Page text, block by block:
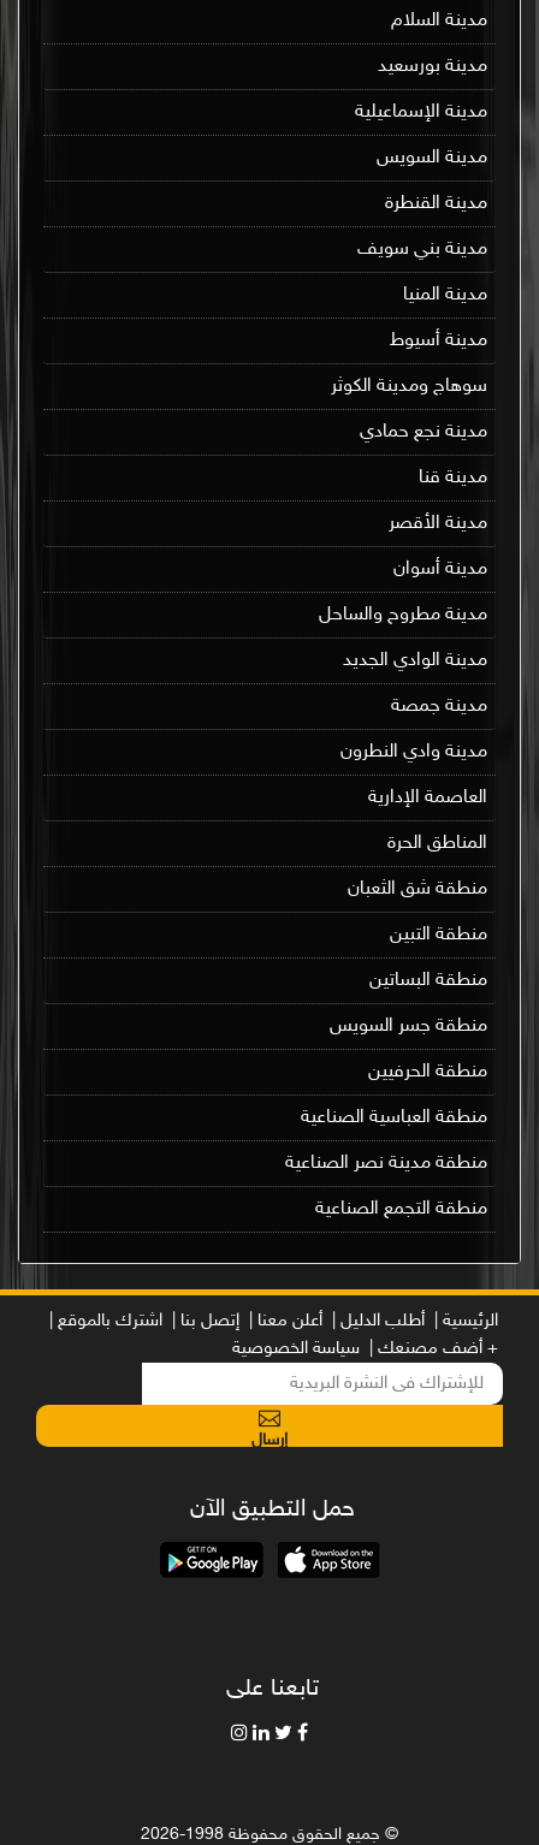
مدينة السلام
مدينة بورسعيد
مدينة الإسماعيلية
مدينة السويس
مدينة القنطرة
مدينة بني سويف
مدينة المنيا
مدينة أسيوط
سوهاج ومدينة الكوثر
مدينة نجع حمادي
مدينة قنا
مدينة الأقصر
مدينة أسوان
مدينة مطروح والساحل
مدينة الوادي الجديد
مدينة جمصة
مدينة وادي النطرون
العاصمة الإدارية
المناطق الحرة
منطقة شق الثعبان
منطقة التبين
منطقة البساتين
منطقة جسر السويس
منطقة الحرفيين
منطقة العباسية الصناعية
منطقة مدينة نصر الصناعية
منطقة التجمع الصناعية
الرئيسية | أطلب الدليل | أعلن معنا | إتصل بنا |
اشترك بالموقع |
+ أضف مصنعك |
سياسة الخصوصية
إرسال
حمل التطبيق الآن
تابعنا على
© جميع الحقوق محفوظة 1998-2026